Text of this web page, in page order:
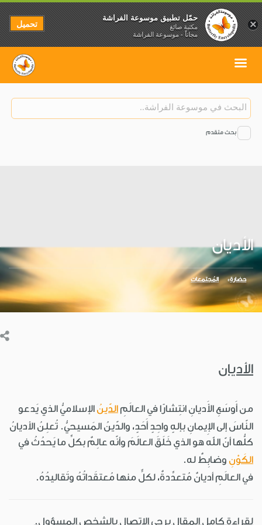
بحث متقدم
الأديان
حضارة المُجتمعات
الأديان
من أَوسَعِ الأَديانِ انتِشارًا في العالَمِ الدّينُالإسلاميُّ الذي يَدعو
النّاسَ إلى الإيمانِ بإلهٍ واحِدٍ أَحَدٍ، والدّينُ المَسيحيُّ. تُعلِنُ الأديانُ
كلُّها أنّ اللهَ هو الذي خَلَقَ العالَمَ وأنّه عالِمٌ بكلِّ ما يَحدُثُ في
الكَوْنِ وضابِطٌ له.
في العالَمِ أديانٌ مُتعدِّدةٌ، لكلٍّ منها مُعتقَداتُهُ وتَقاليدُهُ.
لقراءة كامل المقال يرجى الاتصال بالشخص المسؤول.
×
حمّل تطبيق موسوعة الفراشة
مكتبة صائغ
مجاناً - موسوعة الفراشة
تحميل